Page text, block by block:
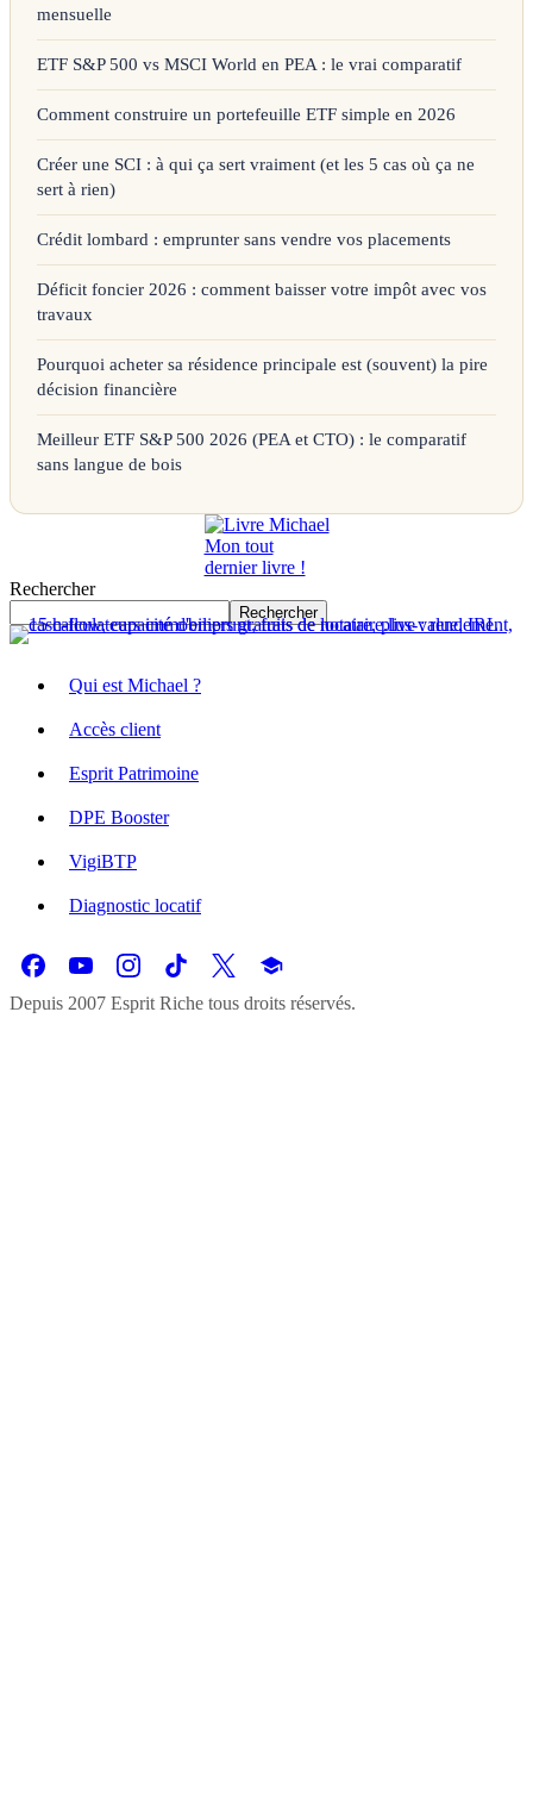
mensuelle
ETF S&P 500 vs MSCI World en PEA : le vrai comparatif
Comment construire un portefeuille ETF simple en 2026
Créer une SCI : à qui ça sert vraiment (et les 5 cas où ça ne
sert à rien)
Crédit lombard : emprunter sans vendre vos placements
Déficit foncier 2026 : comment baisser votre impôt avec vos
travaux
Pourquoi acheter sa résidence principale est (souvent) la pire
décision financière
Meilleur ETF S&P 500 2026 (PEA et CTO) : le comparatif
sans langue de bois
Mon tout
dernier livre !
Rechercher
Rechercher
Qui est Michael ?
Accès client
Esprit Patrimoine
DPE Booster
VigiBTP
Diagnostic locatif
Depuis 2007 Esprit Riche tous droits réservés.